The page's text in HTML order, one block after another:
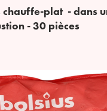
chauffe-plat - dans
- 30 pièces